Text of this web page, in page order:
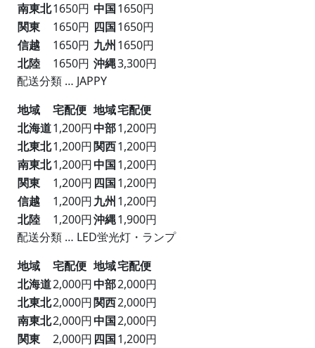
南東北1650円 中国1650円
関東
1650円 四国1650円
信越
1650円 九州 1650円
北陸
1650円 沖縄3,300円
配送分類 … JAPPY
地域
宅配便 地域宅配便
北海道1,200円中部1,200円
北東北1,200円関西1,200円
南東北1,200円中国1,200円
関東
1,200円 四国1,200円
信越
1,200円九州 1,200円
北陸
1,200円沖縄1,900円
配送分類 … LED蛍光灯・ランプ
地域
宅配便 地域宅配便
北海道2,000円中部2,000円
北東北2,000円関西2,000円
南東北2,000円中国2,000円
関東
2,000円 四国1,200円